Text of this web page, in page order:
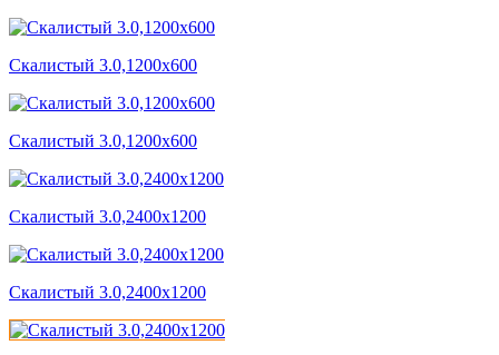
Скалистый 3.0,1200x600
Скалистый 3.0,1200x600
Скалистый 3.0,2400x1200
Скалистый 3.0,2400x1200